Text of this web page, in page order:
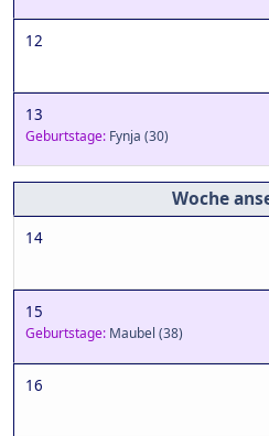
12
13
Geburtstage: Fynja (30)
14
15
Geburtstage: Maubel (38)
16